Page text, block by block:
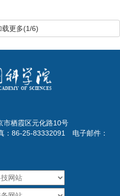
载更多(1/6)
市栖霞区元化路10号
86-25-83332091 电子邮件：